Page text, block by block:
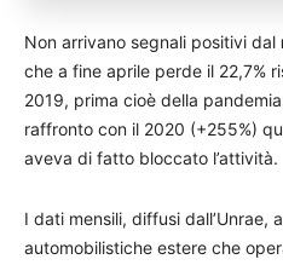
Non arrivano segnali positivi dal
che a fine aprile perde il 22,7%
2019, prima cioè della
raffronto con il 2020 (+255%)
aveva di fatto bloccato l’attività.
I dati mensili, diffusi dall’Unrae,
automobilistiche estere che